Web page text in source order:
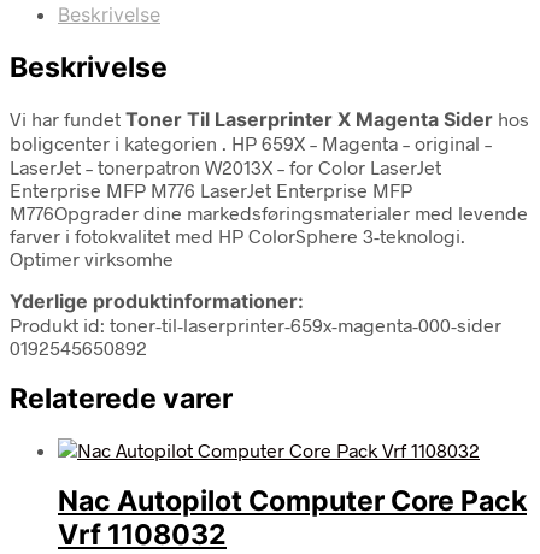
Beskrivelse
Beskrivelse
Vi har fundet Toner Til Laserprinter X Magenta Sider hos
boligcenter i kategorien . HP 659X – Magenta – original –
LaserJet – tonerpatron W2013X – for Color LaserJet
Enterprise MFP M776 LaserJet Enterprise MFP
M776Opgrader dine markedsføringsmaterialer med levende
farver i fotokvalitet med HP ColorSphere 3-teknologi.
Optimer virksomhe
Yderlige produktinformationer:
Produkt id: toner-til-laserprinter-659x-magenta-000-sider
0192545650892
Relaterede varer
Nac Autopilot Computer Core Pack
Vrf 1108032